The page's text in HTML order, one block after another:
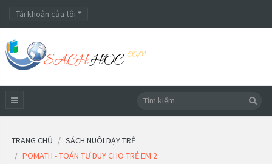
Tài khoản của tôi
TRANG CHỦ
SÁCH NUÔI DẠY TRẺ
POMATH - TOÁN TƯ DUY CHO TRẺ EM 2